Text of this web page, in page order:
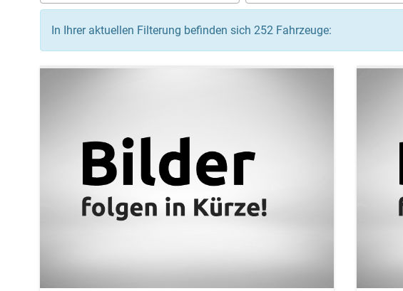
In Ihrer aktuellen Filterung befinden sich 252 Fahrzeuge: